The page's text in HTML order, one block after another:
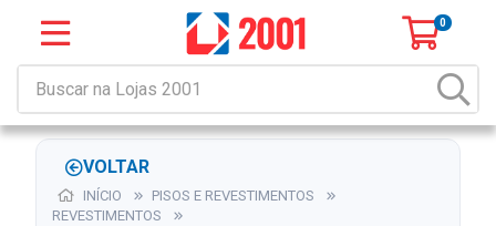
0
VOLTAR
INÍCIO
PISOS E REVESTIMENTOS
REVESTIMENTOS